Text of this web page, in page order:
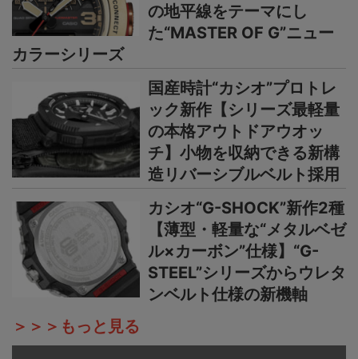
の地平線をテーマにし
た“MASTER OF G”ニュー
カラーシリーズ
国産時計“カシオ”プロトレ
ック新作【シリーズ最軽量
の本格アウトドアウオッ
チ】小物を収納できる新構
造リバーシブルベルト採用
カシオ“G-SHOCK”新作2種
【薄型・軽量な“メタルベゼ
ル×カーボン”仕様】“G-
STEEL”シリーズからウレタ
ンベルト仕様の新機軸
＞＞＞もっと見る